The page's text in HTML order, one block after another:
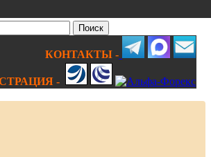
КОНТАКТЫ -
-